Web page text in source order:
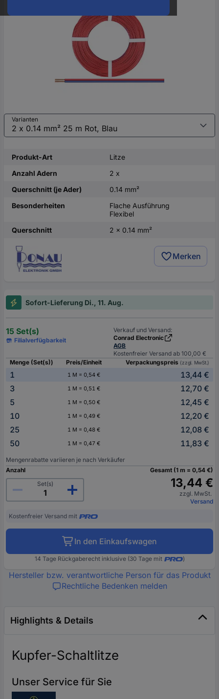
Varianten
Produkt-Art
Litze
Anzahl Adern
2 x
Querschnitt (je Ader)
0.14 mm²
Besonderheiten
Flache Ausführung
Flexibel
Querschnitt
2 x 0.14 mm²
Merken
Sofort-Lieferung Di., 11. Aug.
15 Set(s)
Filialverfügbarkeit
Verkauf und Versand:
Conrad Electronic
AGB
Kostenfreier Versand ab 100,00 €
Menge (Set(s))
Preis/Einheit Verpackungspreis (zzgl. MwSt.)
1 1 M = 0,54 €
13,44 €
3
1 M = 0,51 €
12,70 €
5
1 M = 0,50 €
12,45 €
10
1 M = 0,49 €
12,20 €
25
1 M = 0,48 €
12,08 €
50
1 M = 0,47 € 11,83 €
Mengenrabatte variieren je nach Verkäufer
Anzahl
Set(s)
Gesamt (1 m = 0,54 €)
13,44 €
zzgl. MwSt.
Versand
Kostenfreier Versand mit
In den Einkaufswagen
14 Tage Rückgaberecht inklusive (30 Tage mit )
Hersteller bzw. verantwortliche Person für das Produkt
Rechtliche Bedenken melden
Highlights & Details
Kupfer-Schaltlitze
Unser Service für Sie